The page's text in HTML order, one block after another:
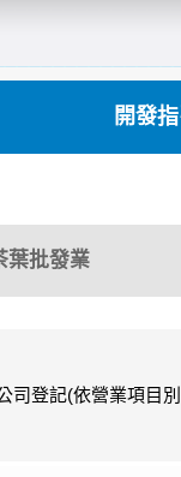
開發
葉批發業
司登記(依營業項目